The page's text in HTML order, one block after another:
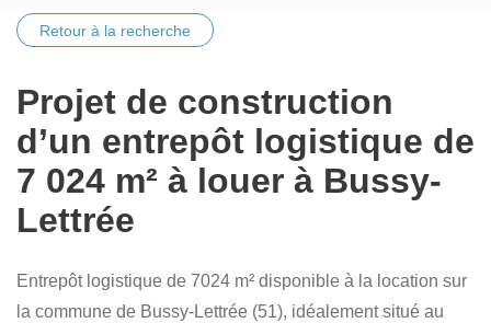
Retour à la recherche
Projet de construction
d’un entrepôt logistique de
7 024 m² à louer à Bussy-
Lettrée
Entrepôt logistique de 7024 m² disponible à la location sur
la commune de Bussy-Lettrée (51), idéalement situé au